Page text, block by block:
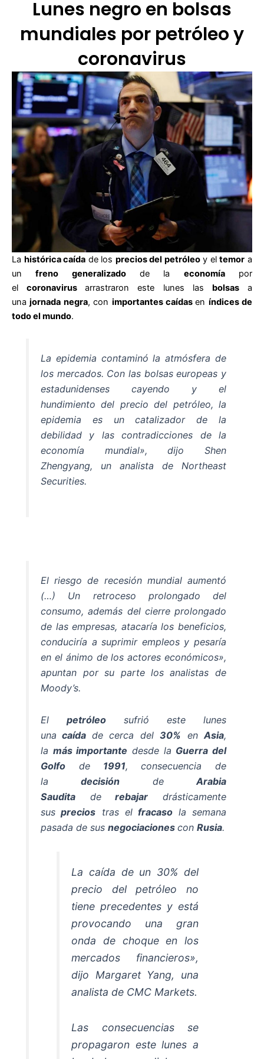
Lunes negro en bolsas
mundiales por petróleo y
coronavirus
La histórica caída de los precios del petróleoy eltemor a
unfreno generalizadode la economíapor
elcoronavirusarrastraron este lunes las bolsasa
unajornada negra, con importantes caídasen índices de
todo el mundo.
La epidemia contaminó la atmósfera de
los mercados. Con las bolsas europeas y
estadunidenses cayendo y el
hundimiento del precio del petróleo, la
epidemia es un catalizador de la
debilidad y las contradicciones de la
economía mundial», dijo Shen
Zhengyang, un analista de Northeast
Securities.
El riesgo de recesión mundial aumentó
(…) Un retroceso prolongado del
consumo, además del cierre prolongado
de las empresas, atacaría los beneficios,
conduciría a suprimir empleos y pesaría
en el ánimo de los actores económicos»,
apuntan por su parte los analistas de
Moody’s.
Elpetróleo sufrió este lunes
una caída de cerca del30% en Asia,
la más importante desde la Guerra del
Golfo de 1991, consecuencia de
ladecisión de Arabia
Saudita derebajar drásticamente
sus precios tras el fracaso la semana
pasada de susnegociacionesconRusia.
La caída de un 30% del
precio del petróleo no
tiene precedentes y está
provocando una gran
onda de choque en los
mercados financieros»,
dijo Margaret Yang, una
analista de CMC Markets.
Las consecuencias se
propagaron este lunes a